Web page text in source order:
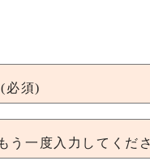
(必須)
う一度入力してくだ